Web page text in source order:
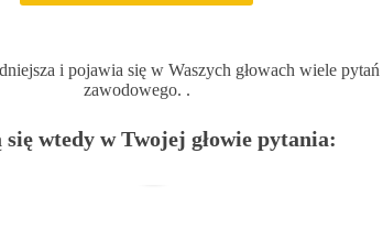
i pojawia się w Waszych głowach wiele
zawodowego. .
się wtedy w Twojej głowie pytania: